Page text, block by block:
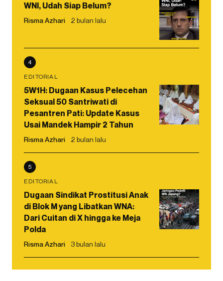
WNI, Udah Siap Belum?
Risma Azhari 2 bulan lalu
4
EDITORIAL
5W1H: Dugaan Kasus Pelecehan
Seksual 50 Santriwati di
Pesantren Pati: Update Kasus
Usai Mandek Hampir 2 Tahun
Risma Azhari 2 bulan lalu
5
EDITORIAL
Dugaan Sindikat Prostitusi Anak
di Blok M yang Libatkan WNA:
Dari Cuitan di X hingga ke Meja
Polda
Risma Azhari 3 bulan lalu